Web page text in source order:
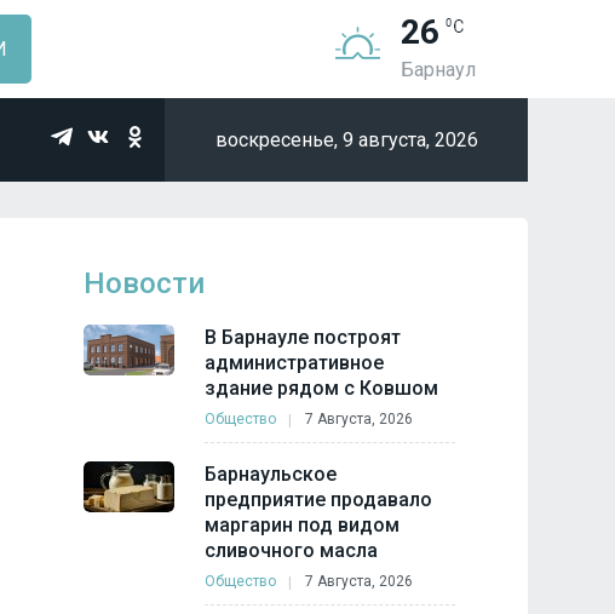
26
Барнаул
воскресенье, 9 августа, 2026
Новости
В Барнауле построят
административное
здание рядом с Ковшом
Общество 7 Августа, 2026
Барнаульское
предприятие продавало
маргарин под видом
сливочного масла
Общество 7 Августа, 2026